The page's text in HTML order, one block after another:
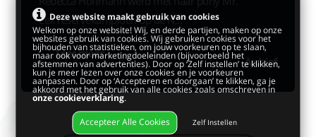
Lex reservekampioen op de N...
Lees meer
Archief
Deze website maakt gebruik van cookies
Welkom op onze website! Wij, en derde partijen, maken op onze
websites gebruik van cookies. Wij gebruiken cookies voor het
bijhouden van statistieken, om jouw voorkeuren op te slaan,
maar ook voor marketingdoeleinden (bijvoorbeeld het
afstemmen van advertenties). Door op ‘Zelf instellen’ te klikken,
kun je meer lezen over onze cookies en je voorkeuren
aanpassen. Door op ‘Accepteren en doorgaan’ te klikken, ga je
akkoord met het gebruik van alle cookies zoals omschreven in
onze cookieverklaring.
Accepteer Alle Cookies Zelf Instellen